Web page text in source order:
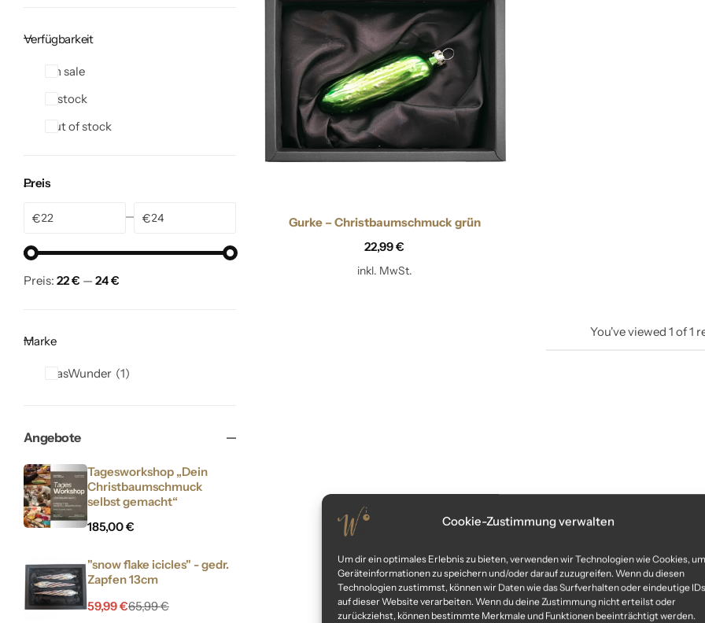
Cookie-Zustimmung verwalten
Um dir ein optimales Erlebnis zu bieten, verwenden wir Technologien wie Cookies, um
Geräteinformationen zu speichern und/oder darauf zuzugreifen. Wenn du diesen
Technologien zustimmst, können wir Daten wie das Surfverhalten oder eindeutige IDs
auf dieser Website verarbeiten. Wenn du deine Zustimmung nicht erteilst oder
zurückziehst, können bestimmte Merkmale und Funktionen beeinträchtigt werden.
Gurke – Christbaumschmuck grün
22,99€
inkl. MwSt.
You've viewed 1 of1
Verfügbarkeit
On sale
In stock
Out of stock
Preis
€ €
Preis: 22 € — 24 €
Marke
GlasWunder 1
Angebote
Tagesworkshop „Dein
Christbaumschmuck
selbst gemacht“
185,00€
"snow flake icicles" - gedr.
Zapfen 13cm
65,99€
59,99€
Zapfen